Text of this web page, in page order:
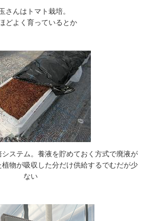
さんはトマト栽培。
どよく育っているとか
ステム。養液を貯めておく方式で廃液が
物が吸収した分だけ供給するでむだが少
ない